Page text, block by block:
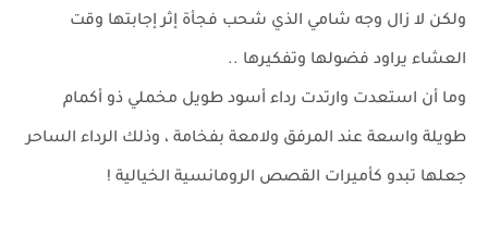
ولكن لا زال وجه شامي الذي شحب فجأة إثر إجابتها وقت
العشاء يراود فضولها وتفكيرها ..
وما أن استعدت وارتدت رداء أسود طويل مخملي ذو أكمام
طويلة واسعة عند المرفق ولامعة بفخامة ، وذلك الرداء الساحر
جعلها تبدو كأميرات القصص الرومانسية الخيالية !